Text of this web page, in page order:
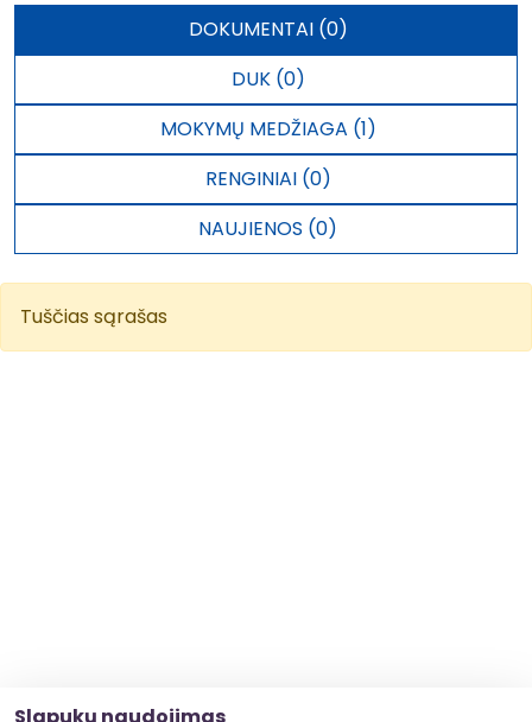
DOKUMENTAI (0)
DUK (0)
MOKYMŲ MEDŽIAGA (1)
RENGINIAI (0)
NAUJIENOS (0)
Tuščias sąrašas